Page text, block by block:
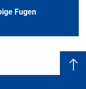
Fugen